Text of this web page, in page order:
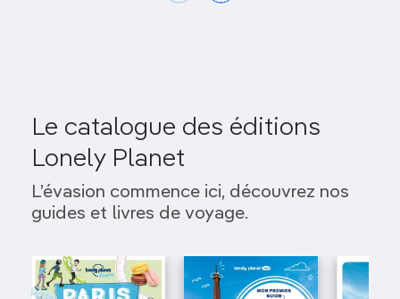
Le catalogue des éditions
Lonely Planet
L’évasion commence ici, découvrez nos
guides et livres de voyage.